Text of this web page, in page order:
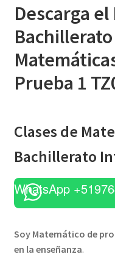
Descarga
Prueba 1
Clases de
Bachillerato
WhatsApp
Soy Matemático de
en la enseñanza.